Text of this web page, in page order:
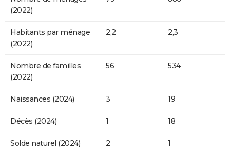
(2022)
Habitants par ménage
(2022)
2,2 2,3
Nombre de familles
(2022)
56 534
Naissances (2024) 3 19
Décès (2024) 1 18
Solde naturel (2024) 2 1